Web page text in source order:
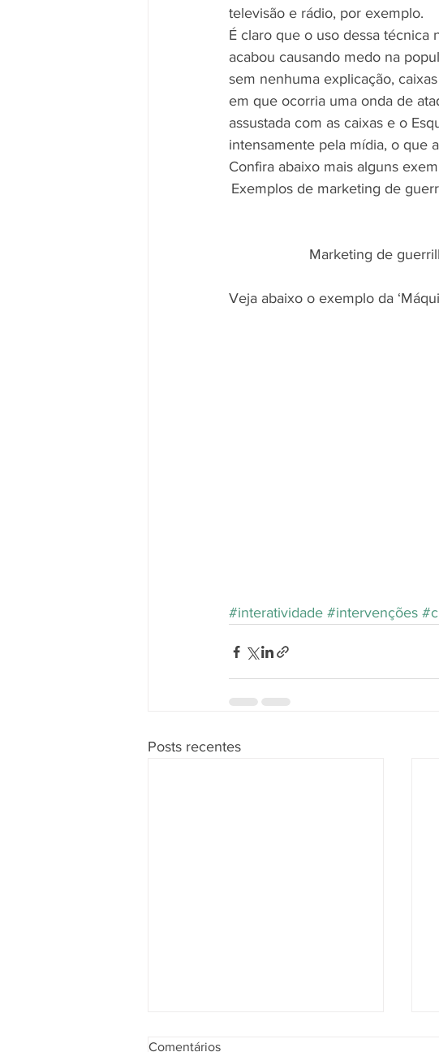
televisão e rádio, por exemplo.
É claro que o uso dessa técnica
acabou causando medo na
sem nenhuma explicação,
em que ocorria uma onda de
assustada com as caixas e o
intensamente pela mídia, o que
Confira abaixo mais alguns
Exemplos de marketing de
Marketing de
Veja abaixo o exemplo da
#interatividade #intervenções
Posts recentes
Comentários